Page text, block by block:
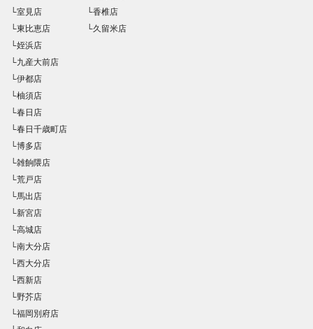
└室見店
└東比恵店
└姪浜店
└九産大前店
└伊都店
└柚須店
└春日店
└春日千歳町店
└博多店
└雑餉隈店
└荒戸店
└馬出店
└新宮店
└高城店
└南大分店
└西大分店
└西新店
└野芥店
└福岡別府店
└香椎店
└久留米店